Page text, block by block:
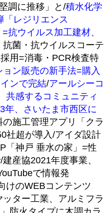
調に推移」と/積水化学
「レジリエンス
抗ウイルス加工建材、
菌・抗ウイルスコーテ
用=消毒・PCR検査特
ン販売の新手法=購入
ンで完結/アールシーコ
共感するコミュニティ
年、さいたま市西区に
施工管理アプリ「クラ
社超が導入/アイダ設計
「神戸 垂水の家」=性
産協2021年度事業、
で情報発
けのWEBコンテンツ
ッター工業、アルミフラ